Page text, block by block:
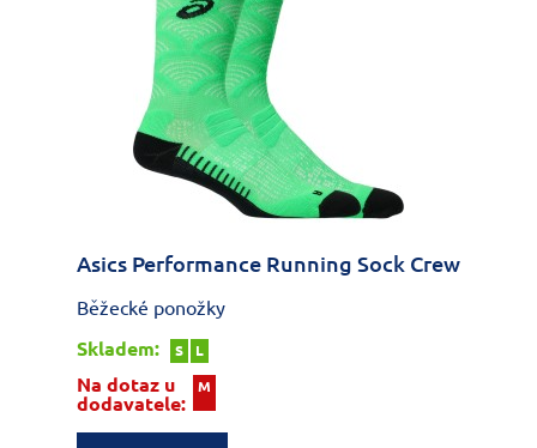
Asics Performance Running Sock Crew
Běžecké ponožky
Skladem:
S L
Na dotaz u
dodavatele:
M